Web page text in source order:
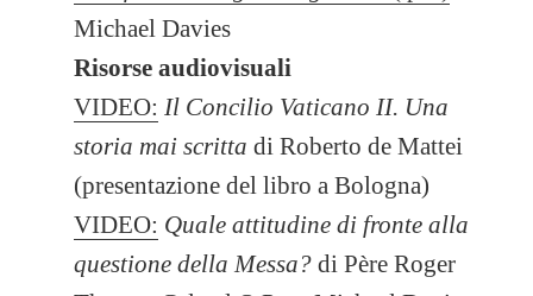
Michael Davies
Risorse audiovisuali
VIDEO: Il Concilio Vaticano II. Una
storia mai scritta di Roberto de Mattei
(presentazione del libro a Bologna)
VIDEO: Quale attitudine di fronte alla
questione della Messa? di Père Roger